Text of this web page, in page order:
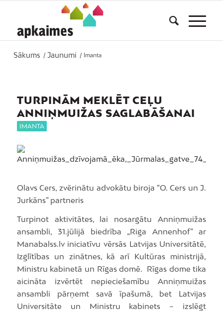
Sākums / Jaunumi / Imanta
TURPINĀM MEKLĒT CEĻU
ANNIŅMUIŽAS SAGLABĀŠANAI
IMANTA
Olavs Cers, zvērinātu advokātu biroja “O. Cers un J.
Jurkāns” partneris
Turpinot aktivitātes, lai nosargātu Anniņmuižas
ansambli, 31.jūlijā biedrība „Riga Annenhof” ar
Manabalss.lv iniciatīvu vērsās Latvijas Universitātē,
Izglītības un zinātnes, kā arī Kultūras ministrijā,
Ministru kabinetā un Rīgas domē. Rīgas dome tika
aicināta izvērtēt nepieciešamību Anniņmuižas
ansambli pārņemt savā īpašumā, bet Latvijas
Universitāte un Ministru kabinets – izslēgt